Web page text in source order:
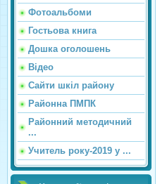
Фотоальбоми
Гостьова книга
Дошка оголошень
Відео
Сайти шкіл району
Районна ПМПК
Районний методичний
...
Учитель року-2019 у ...